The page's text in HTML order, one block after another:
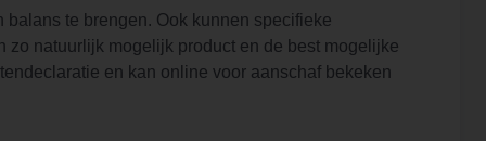
balans te brengen. Ook kunnen specifieke
natuurlijk mogelijk product en de best mogelijke
en kan online voor aanschaf bekeken